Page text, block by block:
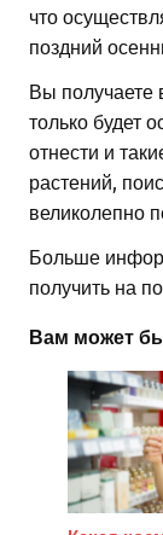
что
поздний
Вы получаете
только будет
отнести и
растений,
великолепно
Больше
получить на
Вам может